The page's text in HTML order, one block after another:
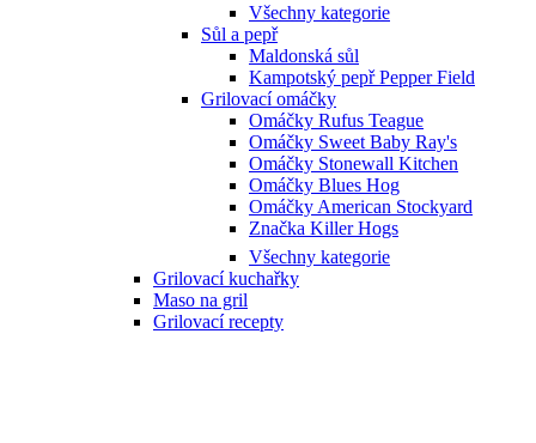
Všechny kategorie
Sůl a pepř
Maldonská sůl
Kampotský pepř Pepper Field
Grilovací omáčky
Omáčky Rufus Teague
Omáčky Sweet Baby Ray's
Omáčky Stonewall Kitchen
Omáčky Blues Hog
Omáčky American Stockyard
Značka Killer Hogs
Všechny kategorie
Grilovací kuchařky
Maso na gril
Grilovací recepty